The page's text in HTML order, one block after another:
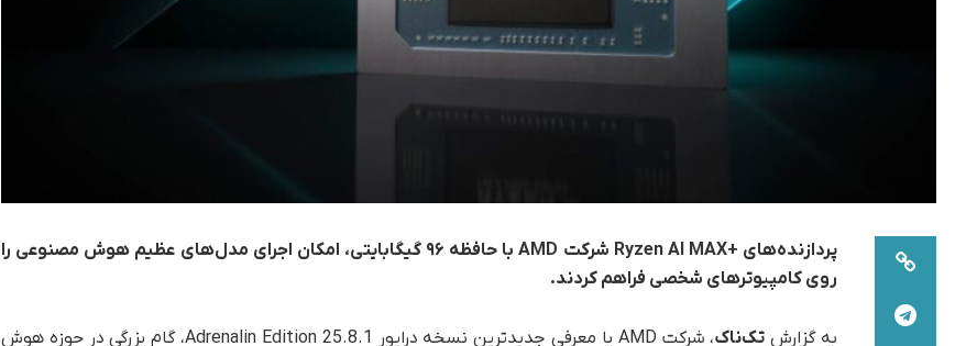
پردازنده‌های +Ryzen AI MAX شرکت AMD با حافظه ۹۶ گیگابایتی، امکان اجرای مدل‌های عظیم هوش مصنوعی را
روی کامپیوترهای شخصی فراهم کردند.
به گزارش تک‌ناک
، شرکت AMD با معرفی جدیدترین نسخه درایور Adrenalin Edition 25.8.1، گام بزرگی در حوزه هوش